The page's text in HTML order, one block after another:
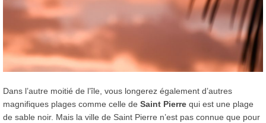
Dans l’autre moitié de l’île, vous longerez également d’autres
magnifiques plages comme celle de Saint Pierre qui est une plage
de sable noir. Mais la ville de Saint Pierre n’est pas connue que pour